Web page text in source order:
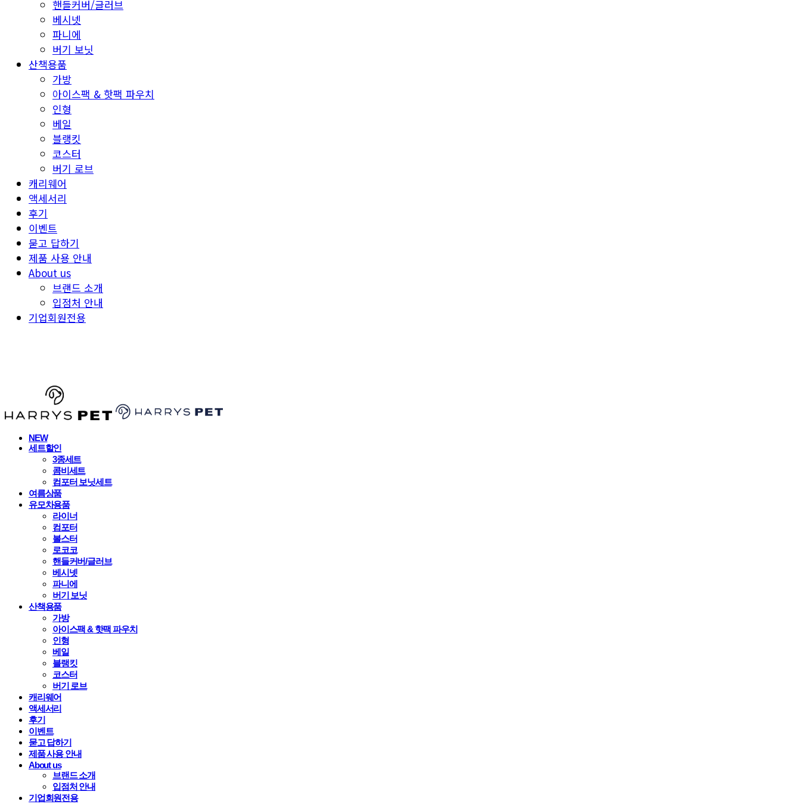
핸들커버/글러브
베시넷
파니에
버기 보닛
산책용품
가방
아이스팩 & 핫팩 파우치
인형
베일
블랭킷
코스터
버기 로브
캐리웨어
액세서리
후기
이벤트
묻고 답하기
제품 사용 안내
About us
브랜드 소개
입점처 안내
기업회원전용
NEW
세트할인
3종세트
콤비세트
컴포터 보닛세트
여름상품
유모차용품
라이너
컴포터
볼스터
로코코
핸들커버/글러브
베시넷
파니에
버기 보닛
산책용품
가방
아이스팩 & 핫팩 파우치
인형
베일
블랭킷
코스터
버기 로브
캐리웨어
액세서리
후기
이벤트
묻고 답하기
제품 사용 안내
About us
브랜드 소개
입점처 안내
기업회원전용